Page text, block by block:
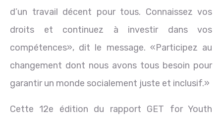
d’un travail décent pour tous. Connaissez vos
droits et continuez à investir dans vos
compétences», dit le message. «Participez au
changement dont nous avons tous besoin pour
garantir un monde socialement juste et inclusif.»
Cette 12e édition du rapport GET for Youth